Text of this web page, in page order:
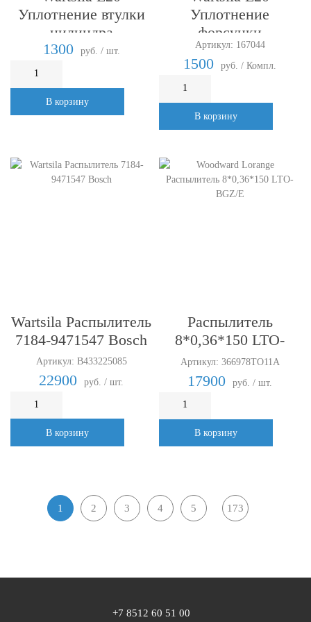
Уплотнение втулки
цилиндра
1300
руб. / шт.
В корзину
Уплотнение
форсунки
Артикул: 167044
1500 руб. / Компл.
В корзину
Wartsila Распылитель
7184-9471547 Bosch
Артикул: B433225085
22900 руб. / шт.
В корзину
Распылитель
8*0,36*150 LTO-
BGZ/E
Артикул: 366978TO11A
17900 руб. / шт.
В корзину
1 2 3 4 5 173
+7 8512 60 51 00